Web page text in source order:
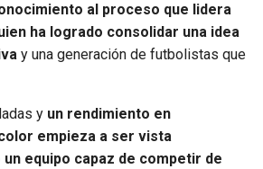
al proceso que lidera
ha logrado consolidar una idea
y una generación de futbolistas que
y un rendimiento en
empieza a ser vista
equipo capaz de competir de